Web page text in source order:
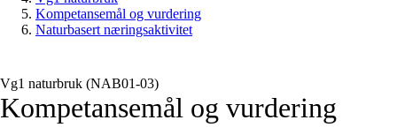
Kompetansemål og vurdering
Naturbasert næringsaktivitet
Vg1 naturbruk (NAB01‑03)
Kompetansemål og vurdering